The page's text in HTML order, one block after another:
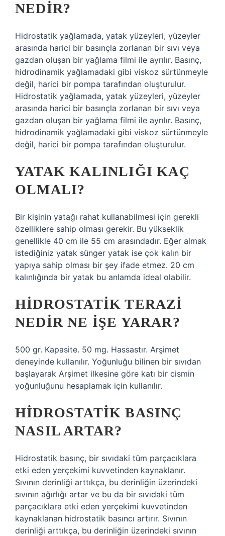
NEDIR?
Hidrostatik yağlamada, yatak yüzeyleri, yüzeyler
arasında harici bir basınçla zorlanan bir sıvı veya
gazdan oluşan bir yağlama filmi ile ayrılır. Basınç,
hidrodinamik yağlamadaki gibi viskoz sürtünmeyle
değil, harici bir pompa tarafından oluşturulur.
Hidrostatik yağlamada, yatak yüzeyleri, yüzeyler
arasında harici bir basınçla zorlanan bir sıvı veya
gazdan oluşan bir yağlama filmi ile ayrılır. Basınç,
hidrodinamik yağlamadaki gibi viskoz sürtünmeyle
değil, harici bir pompa tarafından oluşturulur.
YATAK KALINLIĞI KAÇ
OLMALI?
Bir kişinin yatağı rahat kullanabilmesi için gerekli
özelliklere sahip olması gerekir. Bu yükseklik
genellikle 40 cm ile 55 cm arasındadır. Eğer almak
istediğiniz yatak sünger yatak ise çok kalın bir
yapıya sahip olması bir şey ifade etmez. 20 cm
kalınlığında bir yatak bu anlamda ideal olabilir.
HIDROSTATIK TERAZI
NEDIR NE IŞE YARAR?
500 gr. Kapasite. 50 mg. Hassastır. Arşimet
deneyinde kullanılır. Yoğunluğu bilinen bir sıvıdan
başlayarak Arşimet ilkesine göre katı bir cismin
yoğunluğunu hesaplamak için kullanılır.
HIDROSTATIK BASINÇ
NASIL ARTAR?
Hidrostatik basınç, bir sıvıdaki tüm parçacıklara
etki eden yerçekimi kuvvetinden kaynaklanır.
Sıvının derinliği arttıkça, bu derinliğin üzerindeki
sıvının ağırlığı artar ve bu da bir sıvıdaki tüm
parçacıklara etki eden yerçekimi kuvvetinden
kaynaklanan hidrostatik basıncı artırır. Sıvının
derinliği arttıkça, bu derinliğin üzerindeki sıvının